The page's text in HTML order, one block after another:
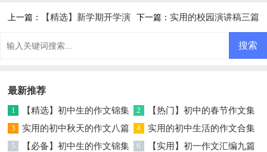
上一篇： 【精选】新学期开学演 下一篇： 实用的校园演讲稿三篇
最新推荐
1
【精选】初中生的作文锦集
5篇
2
【热门】初中的春节作文集
合6篇
3 实用的初中秋天的作文八篇 4
实用的初中生活的作文合集
6篇
5
【必备】初中生的作文锦集
6 【实用】初一作文汇编九篇